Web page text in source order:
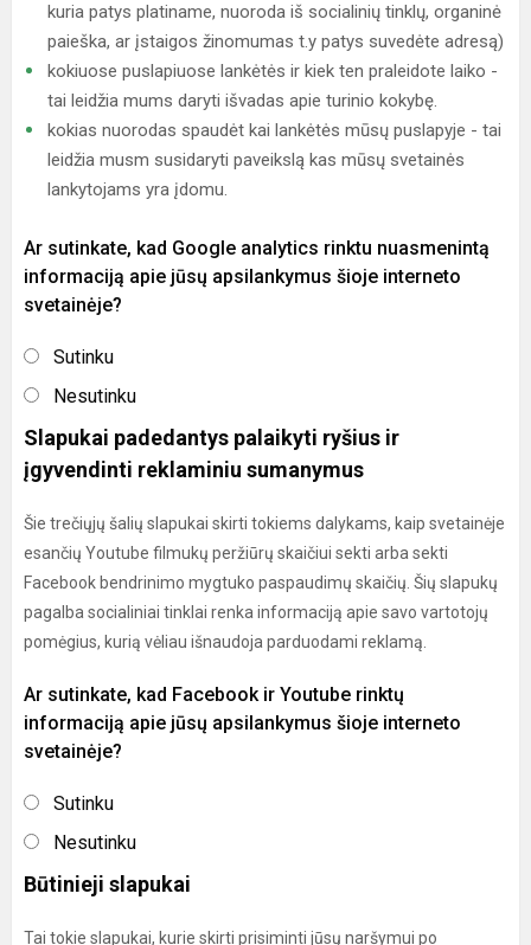
kuria patys platiname, nuoroda iš socialinių tinklų, organinė
paieška, ar įstaigos žinomumas t.y patys suvedėte adresą)
kokiuose puslapiuose lankėtės ir kiek ten praleidote laiko -
tai leidžia mums daryti išvadas apie turinio kokybę.
kokias nuorodas spaudėt kai lankėtės mūsų puslapyje - tai
leidžia musm susidaryti paveikslą kas mūsų svetainės
lankytojams yra įdomu.
Ar sutinkate, kad Google analytics rinktu nuasmenintą
informaciją apie jūsų apsilankymus šioje interneto
svetainėje?
Sutinku
Nesutinku
Slapukai padedantys palaikyti ryšius ir
įgyvendinti reklaminiu sumanymus
Šie trečiųjų šalių slapukai skirti tokiems dalykams, kaip svetainėje
esančių Youtube filmukų peržiūrų skaičiui sekti arba sekti
Facebook bendrinimo mygtuko paspaudimų skaičių. Šių slapukų
pagalba socialiniai tinklai renka informaciją apie savo vartotojų
pomėgius, kurią vėliau išnaudoja parduodami reklamą.
Ar sutinkate, kad Facebook ir Youtube rinktų
informaciją apie jūsų apsilankymus šioje interneto
svetainėje?
Sutinku
Nesutinku
Būtinieji slapukai
Tai tokie slapukai, kurie skirti prisiminti jūsų naršymui po